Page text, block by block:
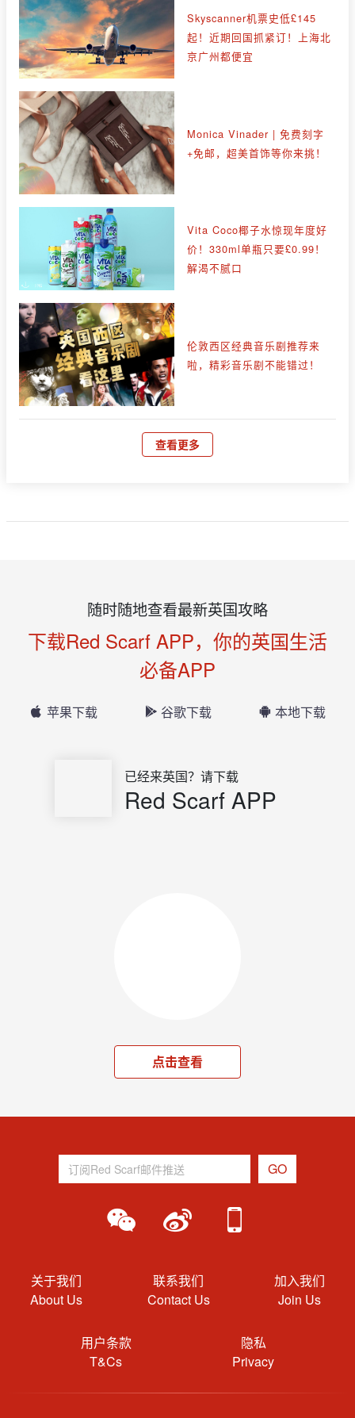
Skyscanner机票史低£145
起！近期回国抓紧订！上海北
京广州都便宜
Monica Vinader | 免费刻字
+免邮，超美首饰等你来挑！
Vita Coco椰子水惊现年度好
价！330ml单瓶只要£0.99！
解渴不腻口
伦敦西区经典音乐剧推荐来
啦，精彩音乐剧不能错过！
查看更多
随时随地查看最新英国攻略
下载Red Scarf APP，你的英国生活
必备APP
苹果下载 谷歌下载 本地下载
已经来英国？请下载
Red Scarf APP
点击查看
关于我们
About Us
联系我们
Contact Us
加入我们
Join Us
用户条款
T&Cs
隐私
Privacy